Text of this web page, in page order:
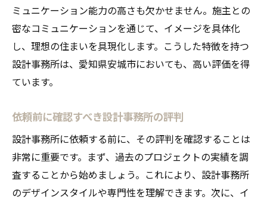
多様なライフスタイルに応じた設計提案
住まい手の希望を反映するための工夫
特殊なニーズに応える設計事務所の力
家族構成に応じた柔軟なプラン
住み心地を重視したデザインの追求
る個性とは
デザインにおける個性の表現方法
素材選びで個性を追求する
ミュニケーション能力の高さも欠かせません。施主との
密なコミュニケーションを通じて、イメージを具体化
し、理想の住まいを具現化します。こうした特徴を持つ
設計事務所は、愛知県安城市においても、高い評価を得
ています。
依頼前に確認すべき設計事務所の評判
設計事務所に依頼する前に、その評判を確認することは
非常に重要です。まず、過去のプロジェクトの実績を調
査することから始めましょう。これにより、設計事務所
のデザインスタイルや専門性を理解できます。次に、イ